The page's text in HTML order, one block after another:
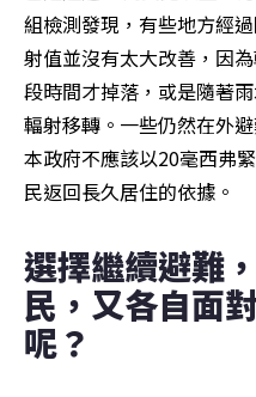
組檢測發現，有些地方經
射值並沒有太大改善，因
段時間才掉落，或是隨著
輻射移轉。一些仍然在外
本政府不應該以20毫西弗
民返回長久居住的依據。
選擇繼續避難
民，又各自面
呢？